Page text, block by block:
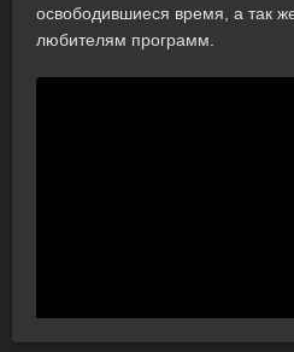
освободившиеся время, а так
любителям программ.